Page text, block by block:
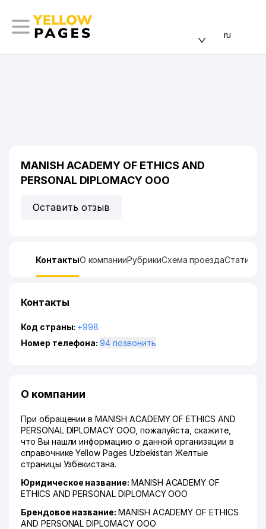
ru
MANISH ACADEMY OF ETHICS AND
PERSONAL DIPLOMACY ООО
Оставить отзыв
КонтактыО компанииРубрикиСхема проезда
Контакты
Код страны: +998
Номер телефона:
94 позвонить
О компании
При обращении в MANISH ACADEMY OF ETHICS AND
PERSONAL DIPLOMACY ООО, пожалуйста, скажите,
что Вы нашли информацию о данной организации в
справочнике Yellow Pages Uzbekistan Желтые
страницы Узбекистана.
Юридическое название: MANISH ACADEMY OF
ETHICS AND PERSONAL DIPLOMACY ООО
Брендовое название: MANISH ACADEMY OF ETHICS
AND PERSONAL DIPLOMACY ООО